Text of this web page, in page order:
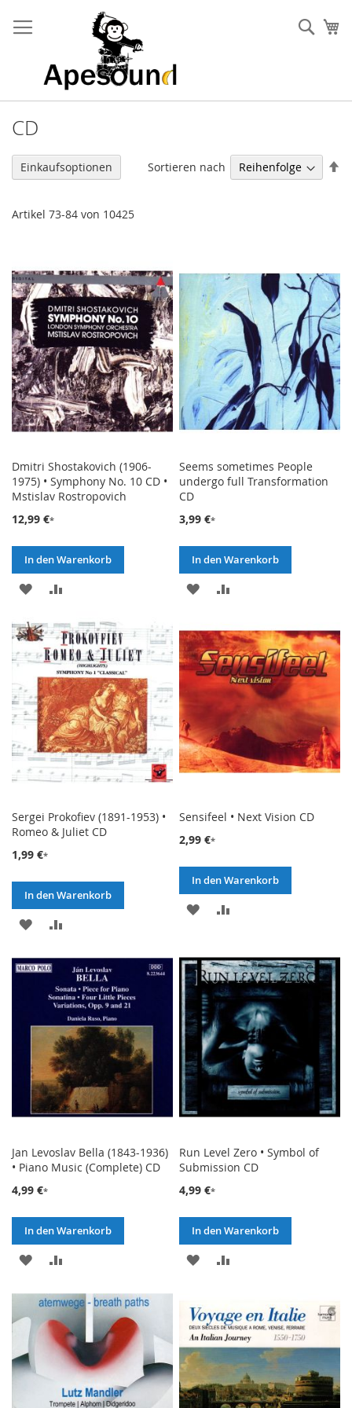
Inhalt
springen
CD
Artikel 73-84 von 10425
Sortieren nach
Dmitri Shostakovich (1906-
1975) • Symphony No. 10 CD •
Mstislav Rostropovich
12,99 €
In den Warenkorb
ZUR
HINZUFÜGEN
HINZUFÜGEN
Seems sometimes People
undergo full Transformation
CD
3,99 €
In den Warenkorb
ZUR
HINZUFÜGEN
HINZUFÜGEN
Sergei Prokofiev (1891-1953) •
Romeo & Juliet CD
1,99 €
In den Warenkorb
ZUR
HINZUFÜGEN
HINZUFÜGEN
Sensifeel • Next Vision CD
2,99 €
In den Warenkorb
ZUR
HINZUFÜGEN
HINZUFÜGEN
Jan Levoslav Bella (1843-1936)
• Piano Music (Complete) CD
4,99 €
In den Warenkorb
ZUR
HINZUFÜGEN
HINZUFÜGEN
Run Level Zero • Symbol of
Submission CD
4,99 €
In den Warenkorb
ZUR
HINZUFÜGEN
HINZUFÜGEN
Einkaufsoptionen